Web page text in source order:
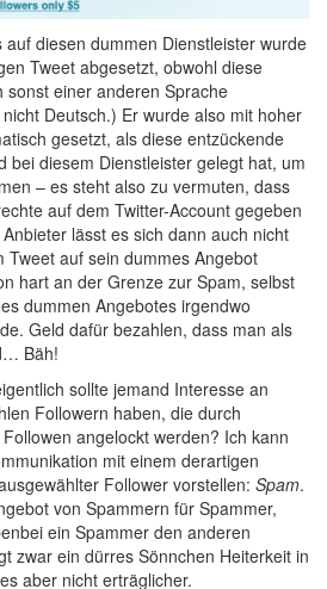
auf diesen dummen Dienstleister wurde
Tweet abgesetzt, obwohl diese
sonst einer anderen Sprache
Deutsch.) Er wurde also mit hoher
gesetzt, als diese entzückende
bei diesem Dienstleister gelegt hat, um
– es steht also zu vermuten, dass
auf dem Twitter-Account gegeben
lässt es sich dann auch nicht
Tweet auf sein dummes Angebot
hart an der Grenze zur Spam, selbst
dummen Angebotes irgendwo
Geld dafür bezahlen, dass man als
Bäh!
sollte jemand Interesse an
Followern haben, die durch
angelockt werden? Ich kann
mit einem derartigen
Follower vorstellen: Spam.
von Spammern für Spammer,
ein Spammer den anderen
zwar ein dürres Sönnchen Heiterkeit in
aber nicht erträglicher.